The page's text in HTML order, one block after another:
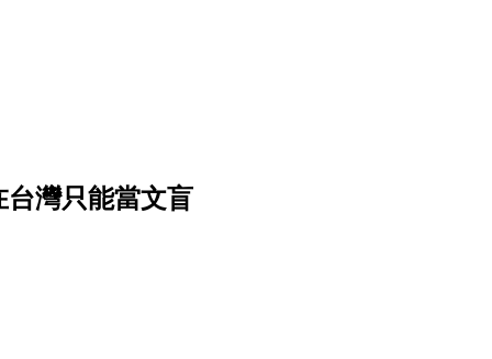
灣只能當文盲